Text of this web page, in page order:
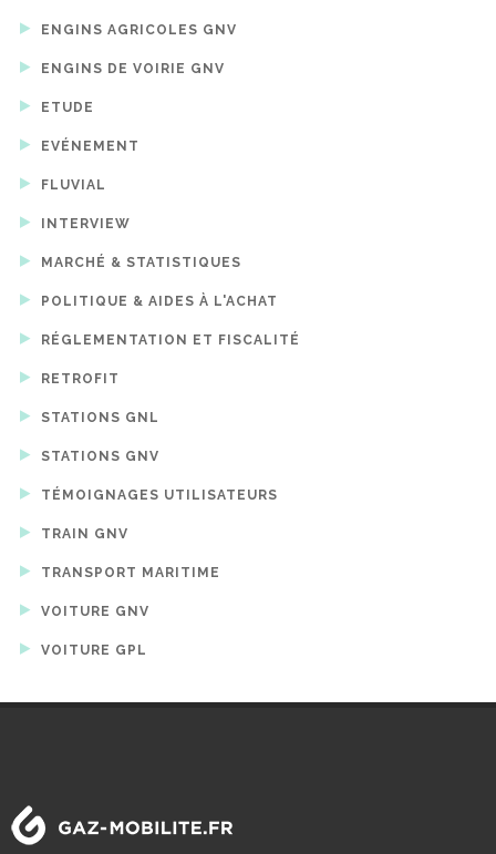
ENGINS AGRICOLES GNV
ENGINS DE VOIRIE GNV
ETUDE
EVÉNEMENT
FLUVIAL
INTERVIEW
MARCHÉ & STATISTIQUES
POLITIQUE & AIDES À L'ACHAT
RÉGLEMENTATION ET FISCALITÉ
RETROFIT
STATIONS GNL
STATIONS GNV
TÉMOIGNAGES UTILISATEURS
TRAIN GNV
TRANSPORT MARITIME
VOITURE GNV
VOITURE GPL